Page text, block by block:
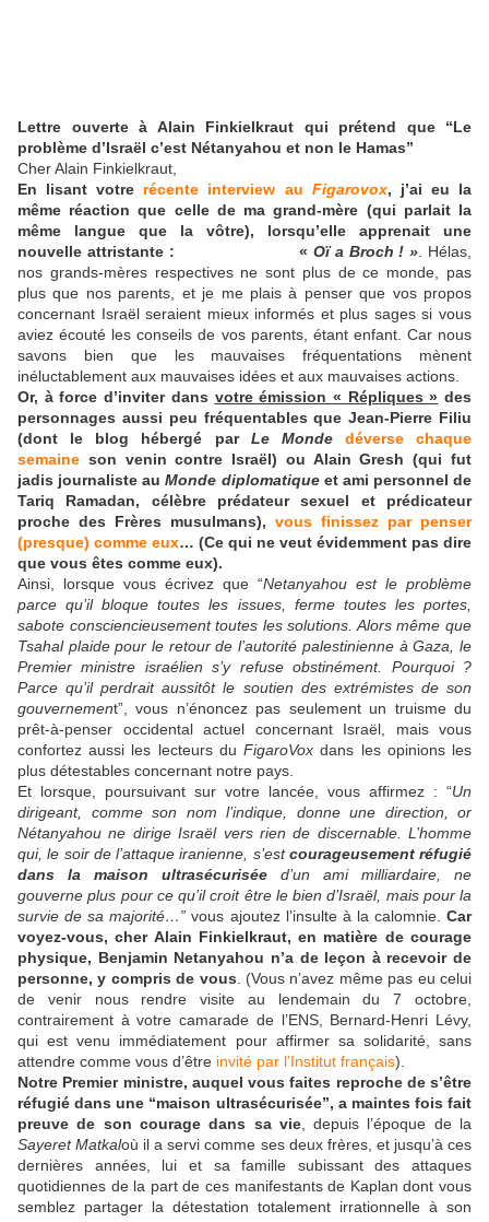
Lettre ouverte à Alain Finkielkraut qui prétend que “Le
problème d’Israël c’est Nétanyahou et non le Hamas”
Cher Alain Finkielkraut,
En lisant votre récente interview au Figarovox, j’ai eu la
même réaction que celle de ma grand-mère (qui parlait la
même langue que la vôtre), lorsqu’elle apprenait une
nouvelle attristante : «Oï a Broch ! » . Hélas,
nos grands-mères respectives ne sont plus de ce monde, pas
plus que nos parents, et je me plais à penser que vos propos
concernant Israël seraient mieux informés et plus sages si vous
aviez écouté les conseils de vos parents, étant enfant. Car nous
savons bien que les mauvaises fréquentations mènent
inéluctablement aux mauvaises idées et aux mauvaises actions.
Or, à force d’inviter dans votre émission « Répliques » des
personnages aussi peu fréquentables que Jean-Pierre Filiu
(dont le blog hébergé par Le Monde
déverse chaque
semaine son venin contre Israël) ou Alain Gresh (qui fut
jadis journaliste auMonde diplomatiqueet ami personnel de
Tariq Ramadan, célèbre prédateur sexuel et prédicateur
proche des Frères musulmans), vous finissez par penser
(presque) comme eux… (Ce qui ne veut évidemment pas dire
que vous êtes comme eux).
Ainsi, lorsque vous écrivez que “Netanyahou est le problème
parce qu’il bloque toutes les issues, ferme toutes les portes,
sabote consciencieusement toutes les solutions. Alors même que
Tsahal plaide pour le retour de l’autorité palestinienne à Gaza, le
Premier ministre israélien s’y refuse obstinément. Pourquoi ?
Parce qu’il perdrait aussitôt le soutien des extrémistes de son
gouvernement”, vous n’énoncez pas seulement un truisme du
prêt-à-penser occidental actuel concernant Israël, mais vous
confortez aussi les lecteurs duFigaroVox dans les opinions les
plus détestables concernant notre pays.
Et lorsque, poursuivant sur votre lancée, vous affirmez : “Un
dirigeant, comme son nom l’indique, donne une direction, or
Nétanyahou ne dirige Israël vers rien de discernable. L’homme
qui, le soir de l’attaque iranienne, s’estcourageusement réfugié
dans la maison ultrasécurisée d’un ami milliardaire, ne
gouverne plus pour ce qu’il croit être le bien d’Israël, mais pour la
survie de sa majorité…” vous ajoutez l’insulte à la calomnie.Car
voyez-vous, cher Alain Finkielkraut, en matière de courage
physique, Benjamin Netanyahou n’a de leçon à recevoir de
personne, y compris de vous . (Vous n’avez même pas eu celui
de venir nous rendre visite au lendemain du 7 octobre,
contrairement à votre camarade de l’ENS, Bernard-Henri Lévy,
qui est venu immédiatement pour affirmer sa solidarité, sans
attendre comme vous d’être invité par l’Institut français).
Notre Premier ministre, auquel vous faites reproche de s’être
réfugié dans une “maison ultrasécurisée”, a maintes fois fait
preuve de son courage dans sa vie, depuis l’époque de la
Sayeret Matkaloù il a servi comme ses deux frères, et jusqu’à ces
dernières années, lui et sa famille subissant des attaques
quotidiennes de la part de ces manifestants de Kaplan dont vous
semblez partager la détestation totalement irrationnelle à son